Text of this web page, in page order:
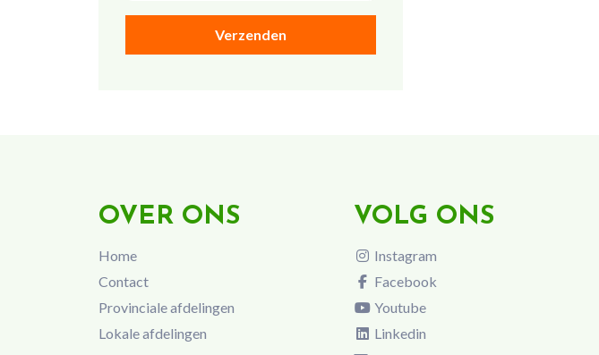
OVER ONS
Home
Contact
Provinciale afdelingen
Lokale afdelingen
VOLG ONS
Instagram
Facebook
Youtube
Linkedin